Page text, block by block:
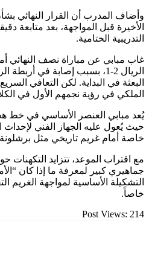
أن القرار النهائي بشأن
قبل المواجهة، بعد متابعة دقيقة
الختامية.
عن مباراة نصف النهائي أمام
الريال 2-1، بسبب إصابة في أربطة
البداية. لكن التعافي السريع يُعيد
في رؤية نجمهم الأول في الكلاسيكو
العنصر الأساسي في خط هجوم ريال
عليه الجهاز الفني لإحداث الفارق
غريم تاريخي مثل برشلونة.
الموعد، تتزايد التكهنات حول
كبير لمعرفة ما إذا كان “الأمير
الأساسية لمواجهة الغريم التقليدي
Post